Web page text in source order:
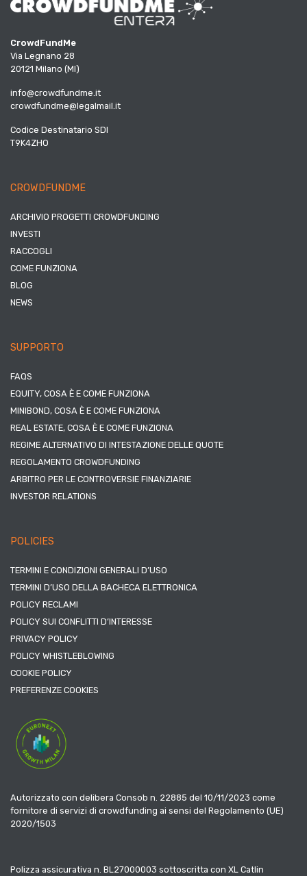
CrowdFundMe
Via Legnano 28
20121 Milano (MI)
info@crowdfundme.it
crowdfundme@legalmail.it
Codice Destinatario SDI
T9K4ZHO
CROWDFUNDME
ARCHIVIO PROGETTI CROWDFUNDING
INVESTI
RACCOGLI
COME FUNZIONA
BLOG
NEWS
SUPPORTO
FAQS
EQUITY, COSA È E COME FUNZIONA
MINIBOND, COSA È E COME FUNZIONA
REAL ESTATE, COSA È E COME FUNZIONA
REGIME ALTERNATIVO DI INTESTAZIONE DELLE QUOTE
REGOLAMENTO CROWDFUNDING
ARBITRO PER LE CONTROVERSIE FINANZIARIE
INVESTOR RELATIONS
POLICIES
TERMINI E CONDIZIONI GENERALI D’USO
TERMINI D’USO DELLA BACHECA ELETTRONICA
POLICY RECLAMI
POLICY SUI CONFLITTI D’INTERESSE
PRIVACY POLICY
POLICY WHISTLEBLOWING
COOKIE POLICY
PREFERENZE COOKIES
Autorizzato con delibera Consob n. 22885 del 10/11/2023 come
fornitore di servizi di crowdfunding ai sensi del Regolamento (UE)
2020/1503
Polizza assicurativa n. BL27000003 sottoscritta con XL Catlin